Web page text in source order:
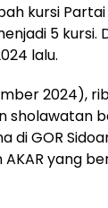
kursi Partai
5 kursi.
lalu.
2024),
sholawatan
di GOR
AKAR yang